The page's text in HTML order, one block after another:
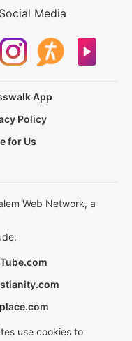
Media
App
Policy
for Us
Web Network, a
use cookies to